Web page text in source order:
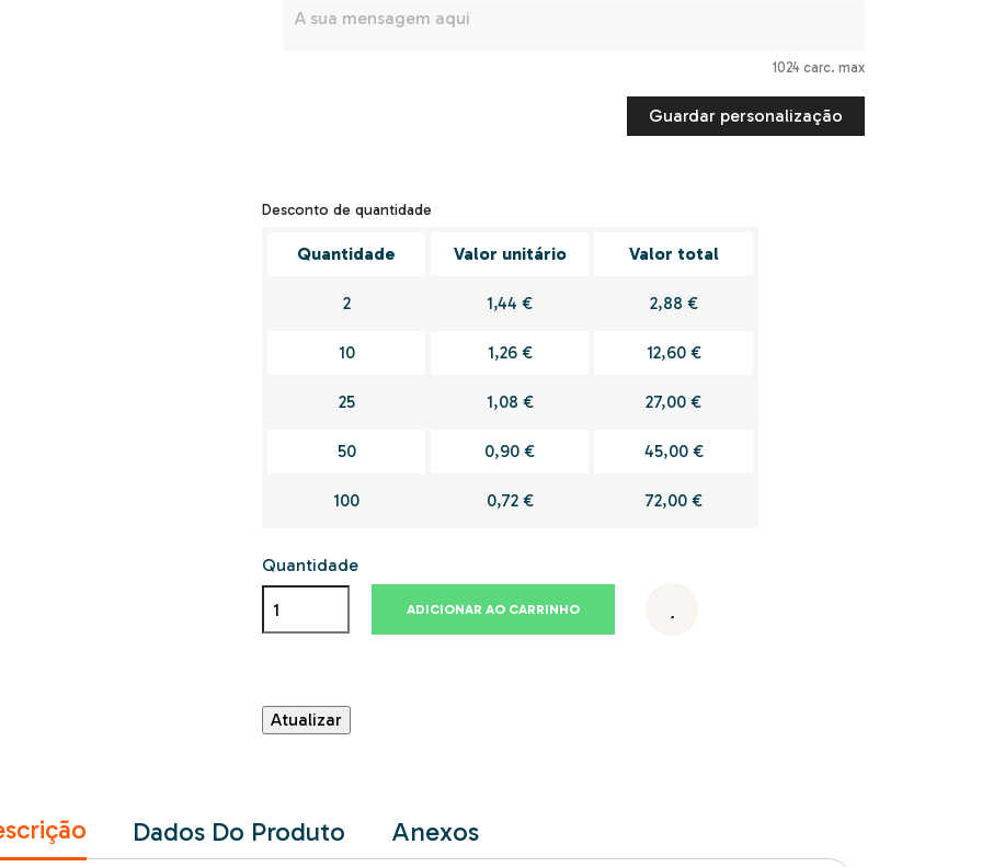
1024 carc. max
Guardar personalização
Desconto de quantidade
Quantidade Valor unitário Valor total
2 1,44 € 2,88 €
10 1,26 € 12,60 €
25 1,08 € 27,00 €
50 0,90 € 45,00 €
100 0,72 € 72,00 €
Quantidade
ADICIONAR AO CARRINHO
Dados Do Produto Anexos